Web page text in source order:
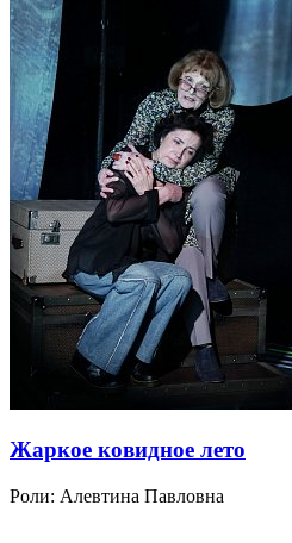
Жаркое ковидное лето
Роли: Алевтина Павловна